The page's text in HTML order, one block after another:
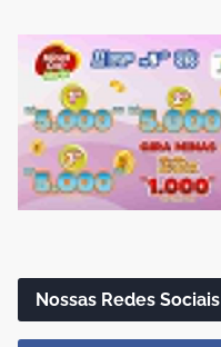
Nossas Redes Sociais